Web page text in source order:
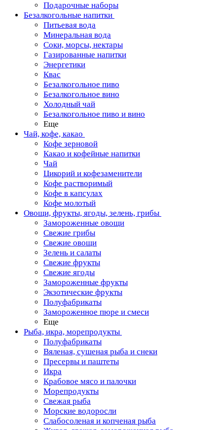
Подарочные наборы
Безалкогольные напитки
Питьевая вода
Минеральная вода
Соки, морсы, нектары
Газированные напитки
Энергетики
Квас
Безалкогольное пиво
Безалкогольное вино
Холодный чай
Безалкогольное пиво и вино
Еще
Чай, кофе, какао
Кофе зерновой
Какао и кофейные напитки
Чай
Цикорий и кофезаменители
Кофе растворимый
Кофе в капсулах
Кофе молотый
Овощи, фрукты, ягоды, зелень, грибы
Замороженные овощи
Свежие грибы
Свежие овощи
Зелень и салаты
Свежие фрукты
Свежие ягоды
Замороженные фрукты
Экзотические фрукты
Полуфабрикаты
Замороженное пюре и смеси
Еще
Рыба, икра, морепродукты
Полуфабрикаты
Вяленая, сушеная рыба и снеки
Пресервы и паштеты
Икра
Крабовое мясо и палочки
Морепродукты
Свежая рыба
Морские водоросли
Слабосоленая и копченая рыба